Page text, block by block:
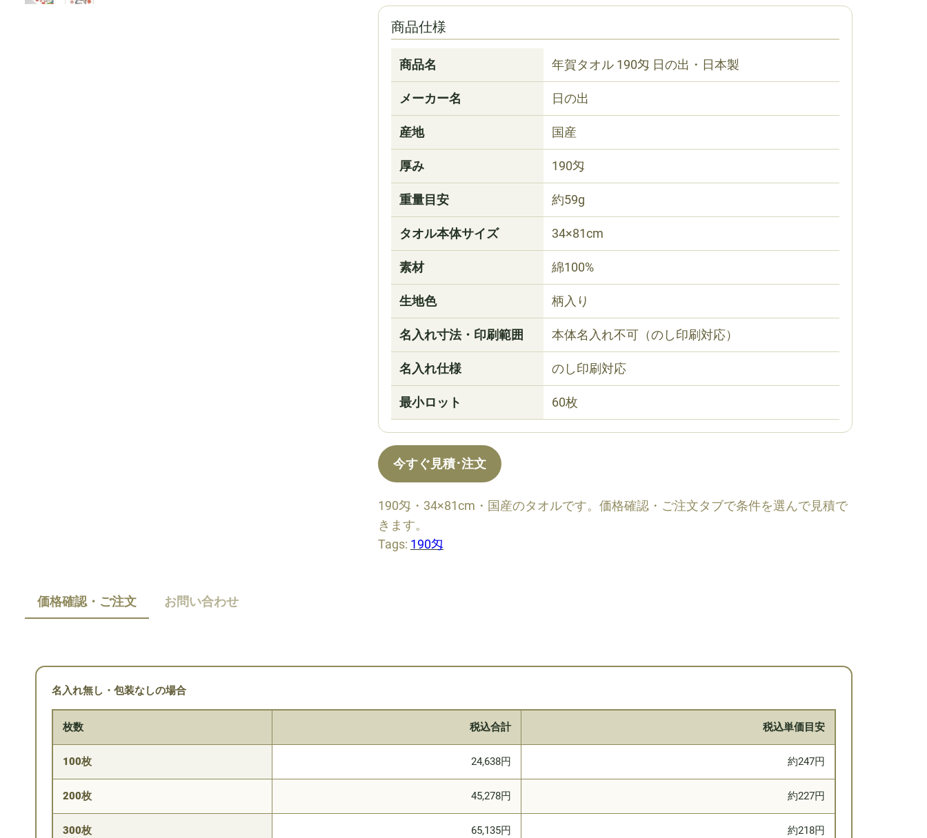
商品仕様
商品名 年賀タオル 190匁 日の出・日本製
メーカー名 日の出
産地 国産
厚み 190匁
重量目安 約59g
タオル本体サイズ 34×81cm
素材 綿100%
生地色 柄入り
名入れ寸法・印刷範囲 本体名入れ不可（のし印刷対応）
名入れ仕様 のし印刷対応
最小ロット 60枚
今すぐ見積･注文
190匁・34×81cm・国産のタオルです。価格確認・ご注文タブで条件を選んで見積で
きます。
Tags: 190匁
価格確認・ご注文 お問い合わせ
名入れ無し・包装なしの場合
枚数 税込合計 税込単価目安
100枚 24,638円 約247円
200枚 45,278円 約227円
300枚 65,135円 約218円